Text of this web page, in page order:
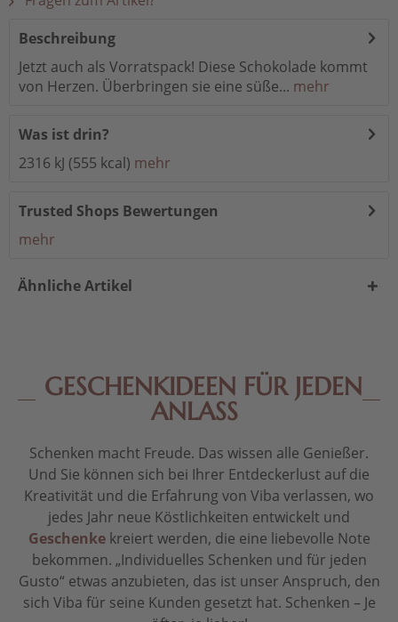
Beschreibung
Jetzt auch als Vorratspack! Diese Schokolade kommt
von Herzen. Überbringen sie eine süße... mehr
Was ist drin?
2316 kJ (555 kcal) mehr
Trusted Shops Bewertungen
mehr
Ähnliche Artikel
GESCHENKIDEEN FÜR JEDEN
ANLASS
Schenken macht Freude. Das wissen alle Genießer.
Und Sie können sich bei Ihrer Entdeckerlust auf die
Kreativität und die Erfahrung von Viba verlassen, wo
jedes Jahr neue Köstlichkeiten entwickelt und
Geschenkekreiert werden, die eine liebevolle Note
bekommen. „Individuelles Schenken und für jeden
Gusto“ etwas anzubieten, das ist unser Anspruch, den
sich Viba für seine Kunden gesetzt hat. Schenken – Je